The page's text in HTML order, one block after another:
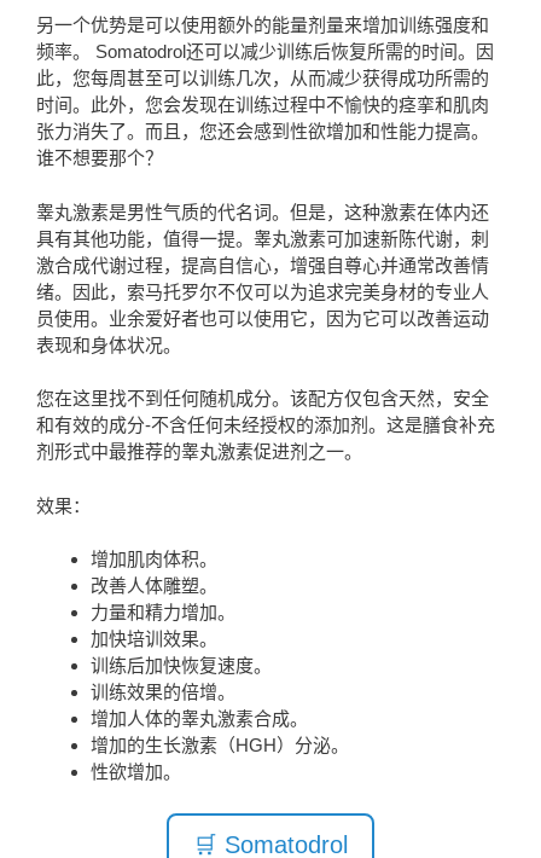
另一个优势是可以使用额外的能量剂量来增加训练强度和
频率。 Somatodrol还可以减少训练后恢复所需的时间。因
此，您每周甚至可以训练几次，从而减少获得成功所需的
时间。此外，您会发现在训练过程中不愉快的痉挛和肌肉
张力消失了。而且，您还会感到性欲增加和性能力提高。
谁不想要那个？
睾丸激素是男性气质的代名词。但是，这种激素在体内还
具有其他功能，值得一提。睾丸激素可加速新陈代谢，刺
激合成代谢过程，提高自信心，增强自尊心并通常改善情
绪。因此，索马托罗尔不仅可以为追求完美身材的专业人
员使用。业余爱好者也可以使用它，因为它可以改善运动
表现和身体状况。
您在这里找不到任何随机成分。该配方仅包含天然，安全
和有效的成分-不含任何未经授权的添加剂。这是膳食补充
剂形式中最推荐的睾丸激素促进剂之一。
效果：
增加肌肉体积。
改善人体雕塑。
力量和精力增加。
加快培训效果。
训练后加快恢复速度。
训练效果的倍增。
增加人体的睾丸激素合成。
增加的生长激素（HGH）分泌。
性欲增加。
🛒 Somatodrol